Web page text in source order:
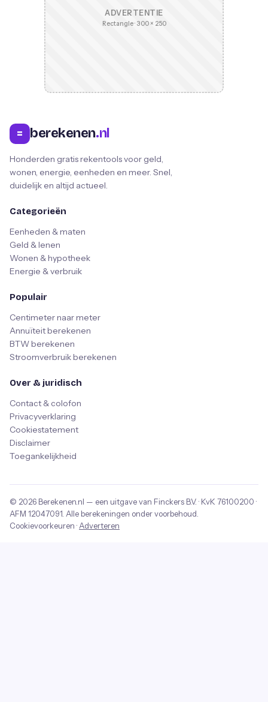
ADVERTENTIE
Rectangle · 300 × 250
= berekenen.nl
Honderden gratis rekentools voor geld,
wonen, energie, eenheden en meer. Snel,
duidelijk en altijd actueel.
Categorieën
Eenheden & maten
Geld & lenen
Wonen & hypotheek
Energie & verbruik
Populair
Centimeter naar meter
Annuïteit berekenen
BTW berekenen
Stroomverbruik berekenen
Over & juridisch
Contact & colofon
Privacyverklaring
Cookiestatement
Disclaimer
Toegankelijkheid
© 2026 Berekenen.nl — een uitgave van Finckers B.V. · KvK 76100200 ·
AFM 12047091 . Alle berekeningen onder voorbehoud.
Cookievoorkeuren · Adverteren